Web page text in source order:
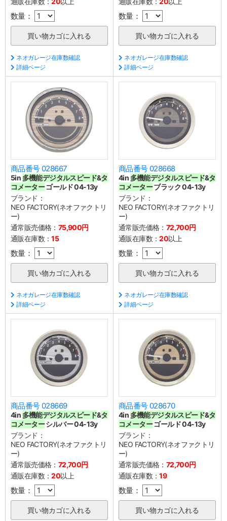
数量：
ネオガレージ在庫数確認
詳細ページ
数量：
ネオガレージ在庫数確認
詳細ページ
商品番号 028667
5in 多機能デジタルスピード&タ
コメーターゴールド 04-13y
ブランド：
NEO FACTORY(ネオファクトリ
ー)
通常販売価格： 75,900円
通販在庫数：15
数量：
ネオガレージ在庫数確認
詳細ページ
商品番号 028668
4in 多機能デジタルスピード&タ
コメーターブラック 04-13y
ブランド：
NEO FACTORY(ネオファクトリ
ー)
通常販売価格： 72,700円
通販在庫数：20以上
数量：
ネオガレージ在庫数確認
詳細ページ
商品番号 028669
4in 多機能デジタルスピード&タ
コメーターシルバー 04-13y
ブランド：
NEO FACTORY(ネオファクトリ
ー)
通常販売価格： 72,700円
通販在庫数：20以上
数量：
商品番号 028670
4in 多機能デジタルスピード&タ
コメーターゴールド 04-13y
ブランド：
NEO FACTORY(ネオファクトリ
ー)
通常販売価格： 72,700円
通販在庫数：19
数量：